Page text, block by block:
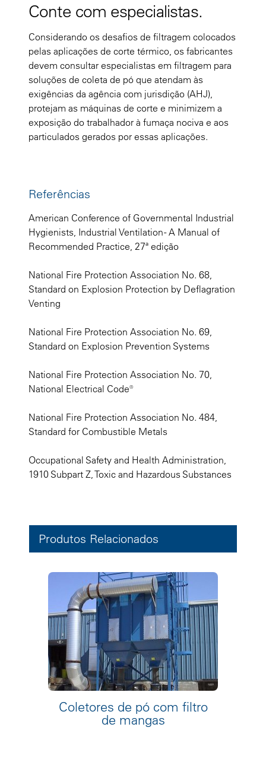
Conte com especialistas.
Considerando os desafios de filtragem colocados
pelas aplicações de corte térmico, os fabricantes
devem consultar especialistas em filtragem para
soluções de coleta de pó que atendam às
exigências da agência com jurisdição (AHJ),
protejam as máquinas de corte e minimizem a
exposição do trabalhador à fumaça nociva e aos
particulados gerados por essas aplicações.
Referências
American Conference of Governmental Industrial
Hygienists, Industrial Ventilation - A Manual of
Recommended Practice, 27ª edição
National Fire Protection Association No. 68,
Standard on Explosion Protection by Deflagration
Venting
National Fire Protection Association No. 69,
Standard on Explosion Prevention Systems
National Fire Protection Association No. 70,
National Electrical Code®
National Fire Protection Association No. 484,
Standard for Combustible Metals
Occupational Safety and Health Administration,
1910 Subpart Z, Toxic and Hazardous Substances
Produtos Relacionados
Coletores de pó com filtro
de mangas